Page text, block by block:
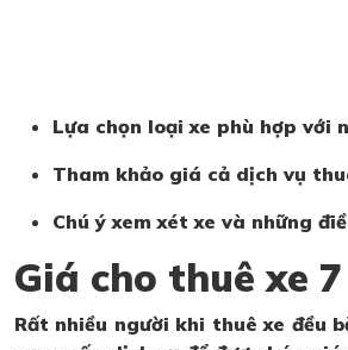
Lựa chọn loại xe phù hợp với
Tham khảo giá cả dịch vụ
Chú ý xem xét xe và những
Giá cho thuê xe
Rất nhiều người khi thuê xe đều